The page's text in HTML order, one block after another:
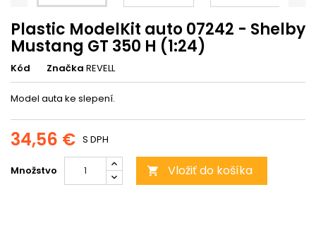
Plastic ModelKit auto 07242 - Shelby
Mustang GT 350 H (1:24)
Kód Značka REVELL
Model auta ke slepení.
34,56 € S DPH
Množstvo  Vložiť do košíka